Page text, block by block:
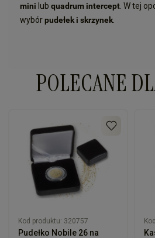
mini lub quadrum intercept W tej
wybórpudełek i skrzynek
POLECANE
Kod produktu: 320757
Pudełko Nobile 26 na